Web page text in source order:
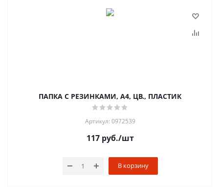
ПАПКА С РЕЗИНКАМИ, А4, ЦВ., ПЛАСТИК
Артикул: 0972539
117руб./шт
В корзину